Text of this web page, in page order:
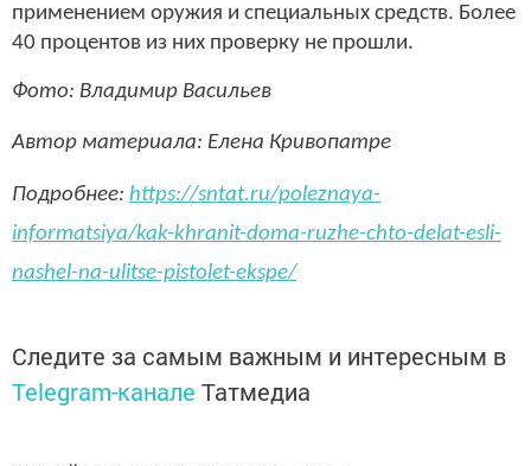
применением оружия и специальных средств. Более
40 процентов из них проверку не прошли.
Фото: Владимир Васильев
Автор материала: Елена Кривопатре
Подробнее: https://sntat.ru/poleznaya-
informatsiya/kak-khranit-doma-ruzhe-chto-delat-esli-
nashel-na-ulitse-pistolet-ekspe/
Следите за самым важным и интересным в
Telegram-канале Татмедиа